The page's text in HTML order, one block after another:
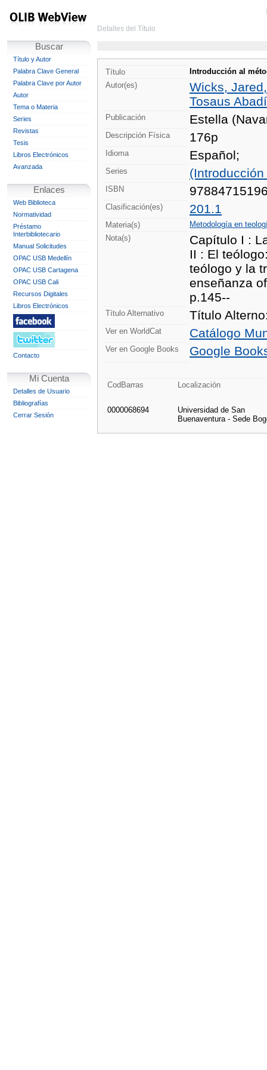
Buscar
Título y Autor
Palabra Clave General
Palabra Clave por Autor
Autor
Tema o Materia
Series
Revistas
Tesis
Libros Electrónicos
Avanzada
Enlaces
Web Biblioteca
Normatividad
Préstamo
Interbibliotecario
Manual Solicitudes
OPAC USB Medellín
OPAC USB Cartagena
OPAC USB Cali
Recursos Digitales
Libros Electrónicos
Contacto
Mi Cuenta
Detalles de Usuario
Bibliografías
Cerrar Sesión
Detalles del Título
Título
Introducción al
Autor(es)
Wicks,
Tosaus
Publicación Estella
Descripción Física 176p
Idioma Español;
Series
ISBN
Clasificación(es) 201.1
Materia(s)
Metodología en
Nota(s)
Capítulo I :
II : El
teólogo y la
enseñanza
p.145--
Título Alternativo Título
Ver en WorldCat Catálogo
Ver en Google Books Google
CodBarras Localización
0000068694
Universidad de San
Buenaventura - Sede